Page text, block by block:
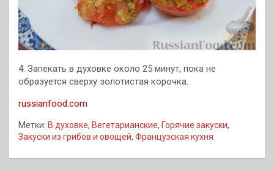
4. Запекать в духовке около 25 минут, пока не
образуется сверху золотистая корочка.
russianfood.com
Метки: В духовке, Вегетарианские, Горячие закуски,
Закуски из грибов и овощей, Французская кухня